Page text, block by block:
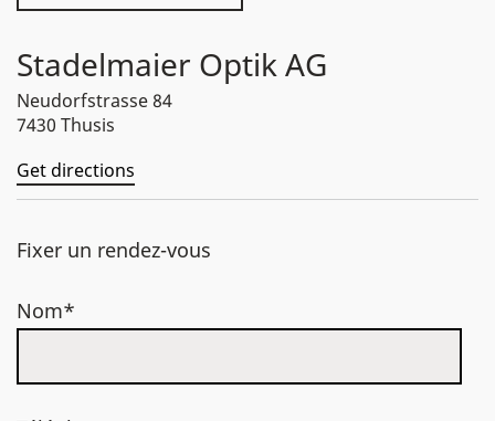
Stadelmaier Optik AG
Neudorfstrasse 84
7430 Thusis
Get directions
Fixer un rendez-vous
Nom*